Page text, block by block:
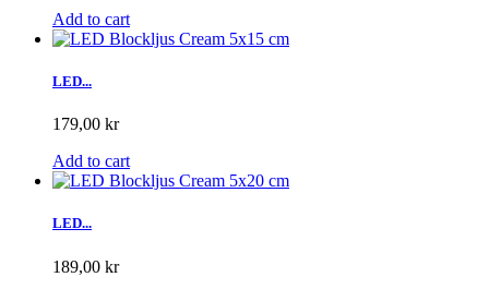
Add to cart
LED...
179,00 kr
Add to cart
LED...
189,00 kr